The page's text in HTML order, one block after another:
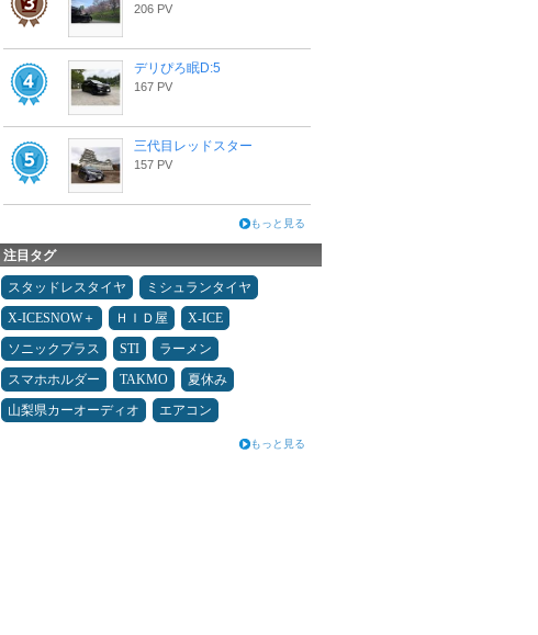
206 PV
デリぴろ眠D:5
167 PV
三代目レッドスター
157 PV
もっと見る
注目タグ
スタッドレスタイヤ
ミシュランタイヤ
X-ICESNOW＋
ＨＩＤ屋
X-ICE
ソニックプラス
STI
ラーメン
スマホホルダー
TAKMO
夏休み
山梨県カーオーディオ
エアコン
もっと見る